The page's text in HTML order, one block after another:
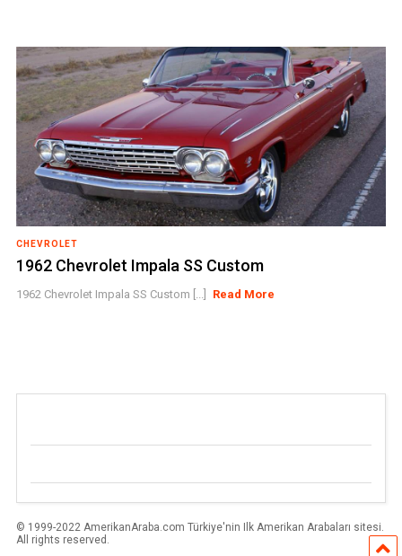
CHEVROLET
1962 Chevrolet Impala SS Custom
1962 Chevrolet Impala SS Custom [...] Read More
© 1999-2022 AmerikanAraba.com Türkiye'nin Ilk Amerikan Arabaları sitesi.
All rights reserved.